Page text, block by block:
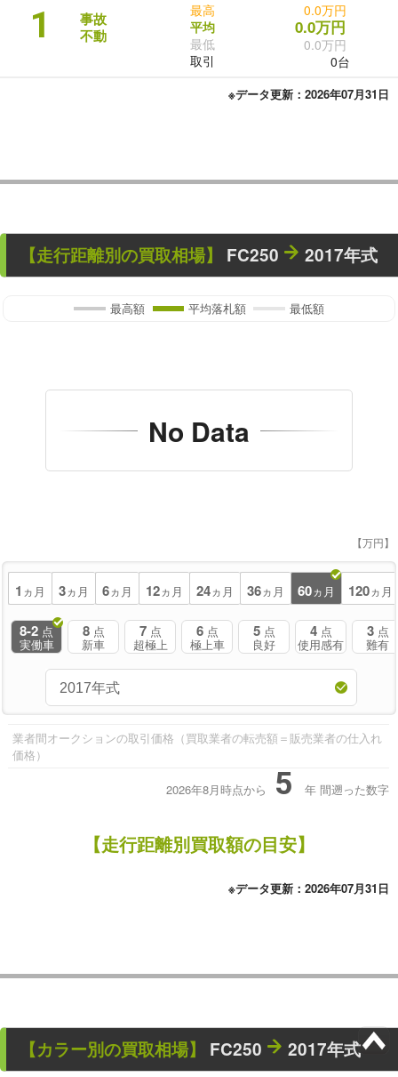
1
事故
不動
最高
平均
最低
取引
0.0万円
0.0万円
0.0万円
0台
※データ更新：2026年07月31日
【走行距離別の買取相場】 FC250 2017年式
最高額 平均落札額 最低額
No Data
【万円】
1 ヵ月 3ヵ月 6ヵ月 12ヵ月 24ヵ月 36ヵ月 60ヵ月 120ヵ月
8-2 点
実働車
8 点
新車
7 点
超極上
6 点
極上車
5 点
良好
4 点
使用感有
3 点
難有
業者間オークションの取引価格（買取業者の転売額＝販売業者の仕入れ
価格）
2026年8月時点から 5 年 間遡った数字
【走行距離別買取額の目安】
※データ更新：2026年07月31日
【カラー別の買取相場】 FC250 2017年式